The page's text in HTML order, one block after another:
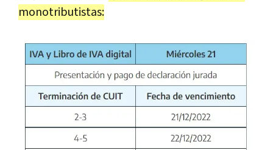
monotributistas: